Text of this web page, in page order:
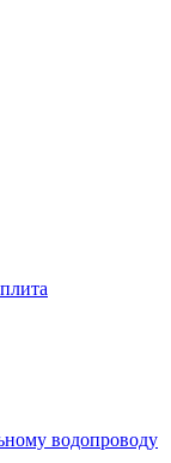
водопроводу